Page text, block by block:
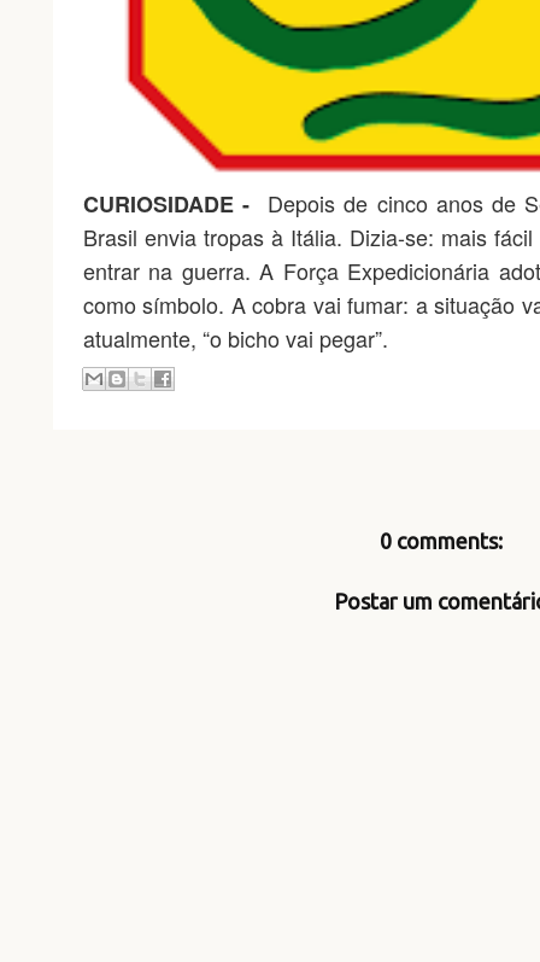
CURIOSIDADE - Depois de cinco anos de
Brasil envia tropas à Itália. Dizia-se: mais
entrar na guerra. A Força Expedicionária
como símbolo. A cobra vai fumar: a situação
atualmente, “o bicho vai pegar”.
0 comments:
Postar um